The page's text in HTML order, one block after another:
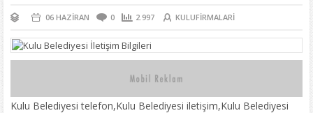
06 HAZIRAN 0 2.997 KULUFIRMALARI
Kulu Belediyesi telefon,Kulu Belediyesi iletişim,Kulu Belediyesi